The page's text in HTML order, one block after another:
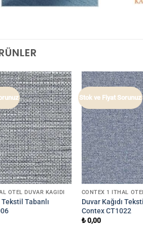
OTEL DUVAR KAĞIDI
Tekstil Tabanlı
Stok ve Fiyat Sorunuz
CONTEX 1 İTHAL
Duvar Kağıdı
Contex CT1022
₺0,00